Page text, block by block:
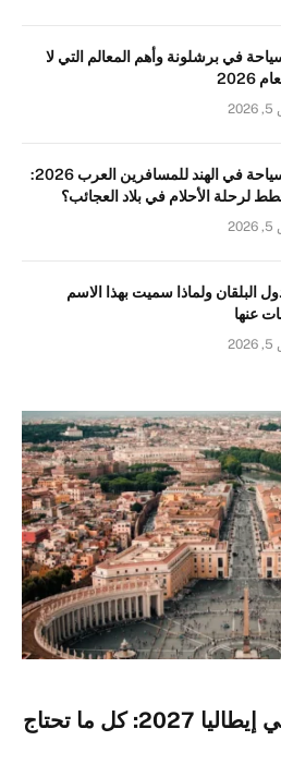
في برشلونة وأهم المعالم التي لا
دليل السياحة في الهند للمسافرين العرب 2026:
لرحلة الأحلام في بلاد العجائب؟
البلقان ولماذا سميت بهذا الاسم
عنها
دليل تصريح الإقامة في إيطاليا 2027: كل ما تحتاج